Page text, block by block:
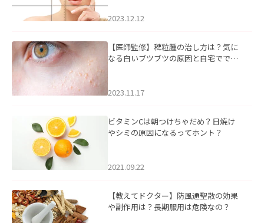
2023.12.12
【医師監修】稗粒腫の治し方は？気に
なる白いブツブツの原因と自宅ででき
2023.11.17
ビタミンCは朝つけちゃだめ？日焼け
やシミの原因になるってホント？
2021.09.22
【教えてドクター】防風通聖散の効果
や副作用は？長期服用は危険なの？